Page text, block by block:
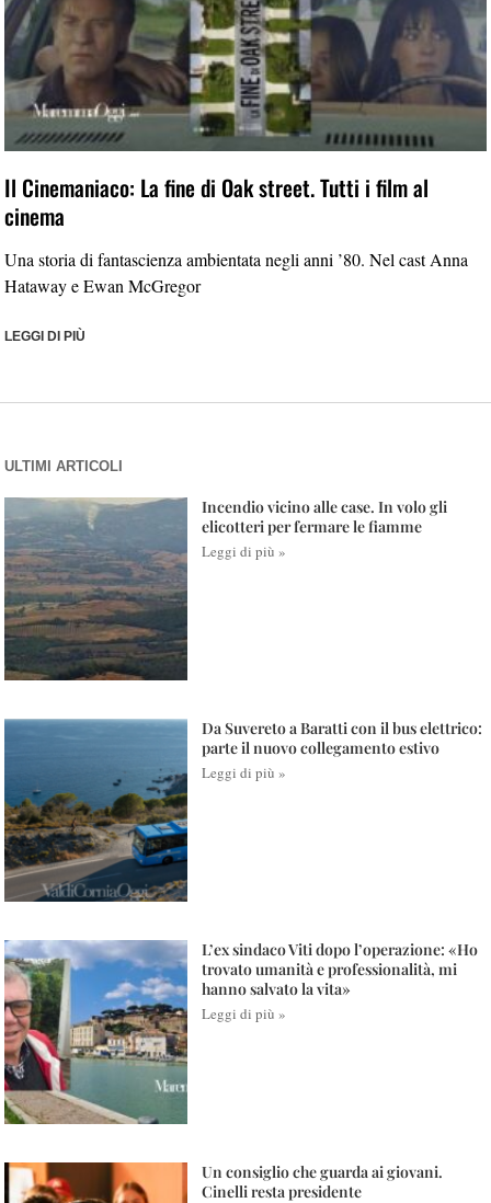
Il Cinemaniaco: La fine di Oak street. Tutti i film al
cinema
Una storia di fantascienza ambientata negli anni ’80. Nel cast Anna
Hataway e Ewan McGregor
LEGGI DI PIÙ
ULTIMI ARTICOLI
Incendio vicino alle case. In volo gli
elicotteri per fermare le fiamme
Leggi di più »
Da Suvereto a Baratti con il bus elettrico:
parte il nuovo collegamento estivo
Leggi di più »
L’ex sindaco Viti dopo l’operazione: «Ho
trovato umanità e professionalità, mi
hanno salvato la vita»
Leggi di più »
Un consiglio che guarda ai giovani.
Cinelli resta presidente